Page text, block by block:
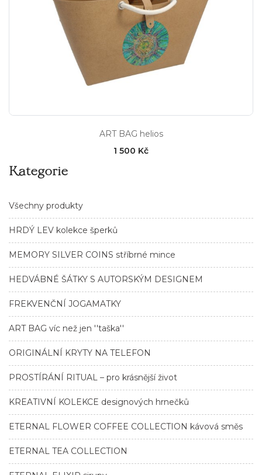
Kategorie
Všechny produkty
HRDÝ LEV kolekce šperků
MEMORY SILVER COINS stříbrné mince
HEDVÁBNÉ ŠÁTKY S AUTORSKÝM DESIGNEM
FREKVENČNÍ JOGAMATKY
ART BAG víc než jen ''taška''
ORIGINÁLNÍ KRYTY NA TELEFON
PROSTÍRÁNÍ RITUAL – pro krásnější život
KREATIVNÍ KOLEKCE designových hrnečků
ETERNAL FLOWER COFFEE COLLECTION kávová směs
ETERNAL TEA COLLECTION
ART BAG helios
1 500 Kč